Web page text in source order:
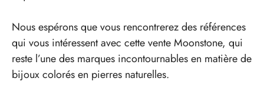
Nous espérons que vous rencontrerez des références
qui vous intéressent avec cette vente Moonstone, qui
reste l’une des marques incontournables en matière de
bijoux colorés en pierres naturelles.